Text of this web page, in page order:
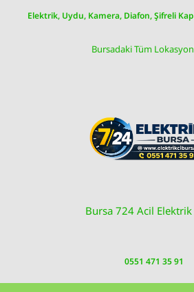
Elektrik, Uydu, Kamera, Diafon, Şifreli
Bursadaki Tüm
Bursa 724 Acil Elektrik
0551 471 35 91